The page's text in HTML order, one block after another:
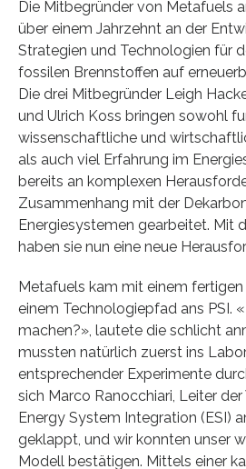
Die Mitbegründer von Metafuels
über einem Jahrzehnt an der
Strategien und Technologien für
fossilen Brennstoffen auf
Die drei Mitbegründer Leigh
und Ulrich Koss bringen sowohl
wissenschaftliche und
als auch viel Erfahrung im
bereits an komplexen
Zusammenhang mit der
Energiesystemen gearbeitet. Mit
haben sie nun eine neue
Metafuels kam mit einem
einem Technologiepfad ans PSI.
machen?», lautete die schlicht
mussten natürlich zuerst ins
entsprechender Experimente
sich Marco Ranocchiari, Leiter
Energy System Integration (ESI)
geklappt, und wir konnten unser
Modell bestätigen. Mittels einer